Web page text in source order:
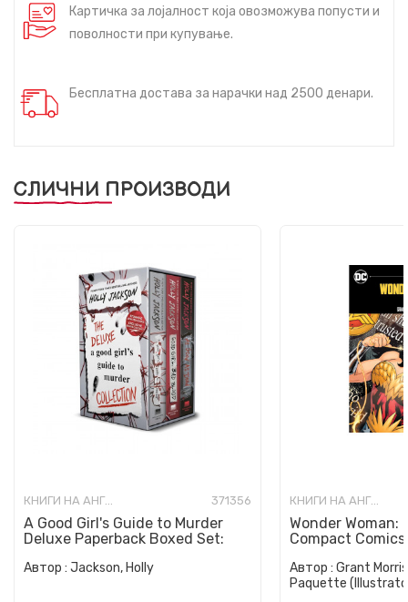
Картичка за лојалност која овозможува попусти и
поволности при купување.
Бесплатна достава за нарачки над 2500 денари.
СЛИЧНИ ПРОИЗВОДИ
КНИГИ НА АНГЛИСКИ ЈАЗИК 371356
A Good Girl's Guide to Murder
Deluxe Paperback Boxed Set:
Автор : Jackson, Holly
КНИГИ НА АНГЛИСКИ ЈАЗИК
Wonder Woman:
Compact
Автор : Grant
Paquette